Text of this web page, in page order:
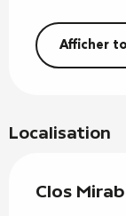
Afficher
Localisation
Clos